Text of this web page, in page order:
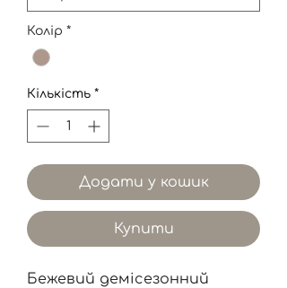
Колір *
Кількість *
Додати у кошик
Купити
Бежевий демісезонний